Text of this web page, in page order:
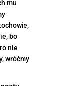
mu
bo
nie
wróćmy